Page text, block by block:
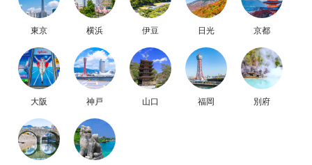
東京 横浜 伊豆 日光 京都
大阪 神戸 山口 福岡 別府